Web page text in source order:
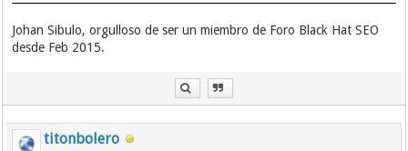
Johan Sibulo, orgulloso de ser un miembro de Foro Black Hat SEO
desde Feb 2015.
titonbolero